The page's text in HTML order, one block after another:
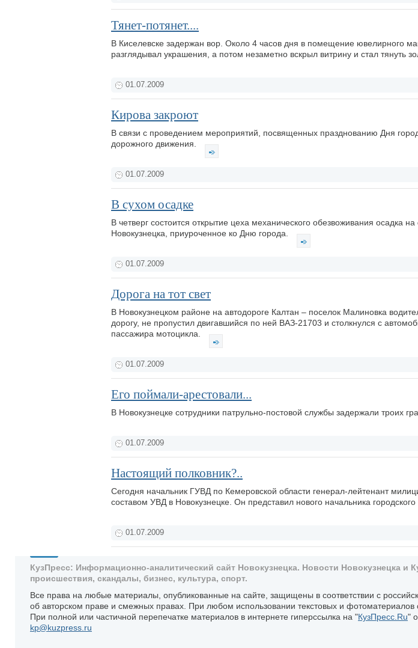
Тянет-потянет....
В Киселевске задержан вор. Около 4 часов дня в помещение ювелирного
разглядывал украшения, а потом незаметно вскрыл витрину и стал тянуть
01.07.2009
Кирова закроют
В связи с проведением мероприятий, посвященных празднованию Дня
дорожного движения.
01.07.2009
В сухом осадке
В четверг состоится открытие цеха механического обезвоживания осадка
Новокузнецка, приуроченное ко Дню города.
01.07.2009
Дорога на тот свет
В Новокузнецком районе на автодороге Калтан – поселок Малиновка
дорогу, не пропустил двигавшийся по ней ВАЗ-21703 и столкнулся с
пассажира мотоцикла.
01.07.2009
Его поймали-арестовали...
В Новокузнецке сотрудники патрульно-постовой службы задержали троих
01.07.2009
Настоящий полковник?..
Сегодня начальник ГУВД по Кемеровской области генерал-лейтенант
составом УВД в Новокузнецке. Он представил нового начальника
01.07.2009
КузПресс: Информационно-аналитический сайт Новокузнецка. Новости Новокузнецка и
происшествия, скандалы, бизнес, культура, спорт.
Все права на любые материалы, опубликованные на сайте, защищены в соответствии с
об авторском праве и смежных правах. При любом использовании текстовых и фотоматериалов
При полной или частичной перепечатке материалов в интернете гиперссылка на "КузПресс.Ru"
kp@kuzpress.ru